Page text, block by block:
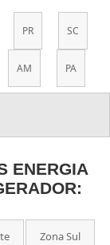
PR SC
AM PA
ENERGIA
Zona Sul